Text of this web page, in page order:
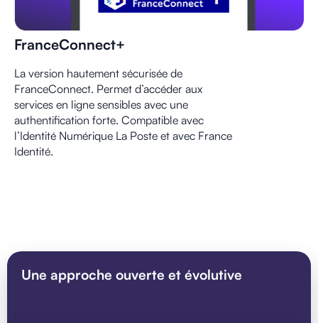
FranceConnect+
La version hautement sécurisée de
FranceConnect. Permet d’accéder aux
services en ligne sensibles avec une
authentification forte. Compatible avec
l’Identité Numérique La Poste et avec France
Identité.
Une approche ouverte et évolutive